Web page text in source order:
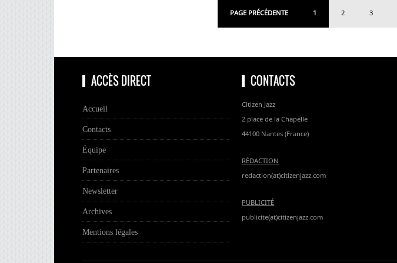
PAGE PRÉCÉDENTE 1 2 3
ACCÈS DIRECT
Accueil
Contacts
Équipe
Partenaires
Newsletter
Archives
Mentions légales
CONTACTS
Citizen Jazz
2 place de la Chapelle
44100 Nantes (France)
RÉDACTION
redaction(at)citizenjazz.com
PUBLICITÉ
publicite(at)citizenjazz.com